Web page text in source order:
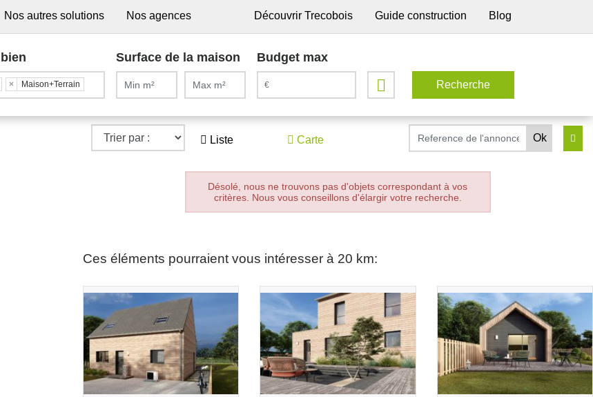
Nos autres solutions Nos agences Découvrir Trecobois Guide construction Blog
× Maison+Terrain
Surface de la maison Budget max
Liste Carte
Désolé, nous ne trouvons pas d'objets correspondant à vos
critères. Nous vous conseillons d'élargir votre recherche.
Ces éléments pourraient vous intéresser à 20 km: